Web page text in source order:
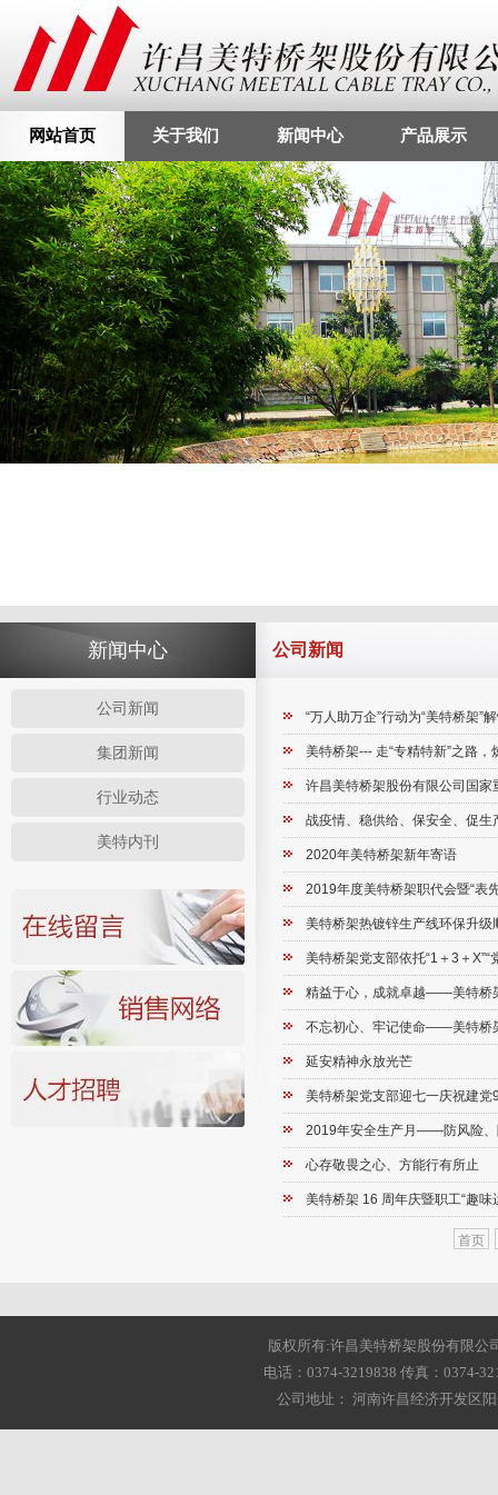
网站首页 关于我们 新闻中心 产品展示
新闻中心
公司新闻
集团新闻
行业动态
美特内刊
公司新闻
“万人助万企”行动为“美特桥架”
美特桥架--- 走“专精特新”之路，
许昌美特桥架股份有限公司国
战疫情、稳供给、保安全、促生
2020年美特桥架新年寄语
2019年度美特桥架职代会暨“表
美特桥架热镀锌生产线环保升级
美特桥架党支部依托“1＋3＋
精益于心，成就卓越——美特桥
不忘初心、牢记使命——美特桥
延安精神永放光芒
美特桥架党支部迎七一庆祝建党
2019年安全生产月——防风险、
心存敬畏之心、方能行有所止
美特桥架 16 周年庆暨职工“趣味
首页
版权所有:许昌美特桥架股份有限公
电话：0374-3219838 传真：0374-
公司地址： 河南许昌经济开发区